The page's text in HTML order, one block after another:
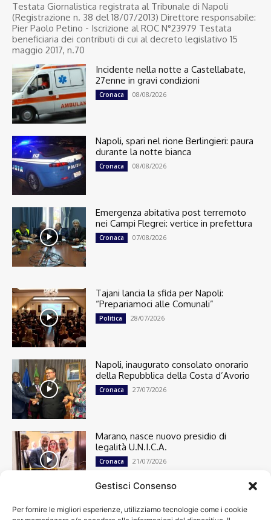
Gestisci Consenso
Per fornire le migliori esperienze, utilizziamo tecnologie come i cookie
Testata Giornalistica registrata al Tribunale di Napoli
(Registrazione n. 38 del 18/07/2013) Direttore responsabile:
Pier Paolo Petino - Iscrizione al ROC N°23979 Testata
beneficiaria dei contributi di cui al decreto legislativo 15
maggio 2017, n.70
Incidente nella notte a Castellabate,
27enne in gravi condizioni
Cronaca 08/08/2026
Napoli, spari nel rione Berlingieri: paura
durante la notte bianca
Cronaca 08/08/2026
Emergenza abitativa post terremoto
nei Campi Flegrei: vertice in prefettura
Cronaca 07/08/2026
Tajani lancia la sfida per Napoli:
“Prepariamoci alle Comunali”
Politica 28/07/2026
Napoli, inaugurato consolato onorario
della Repubblica della Costa d’Avorio
Cronaca 27/07/2026
Marano, nasce nuovo presidio di
legalità U.N.I.C.A.
Cronaca 21/07/2026
Cronaca 13501